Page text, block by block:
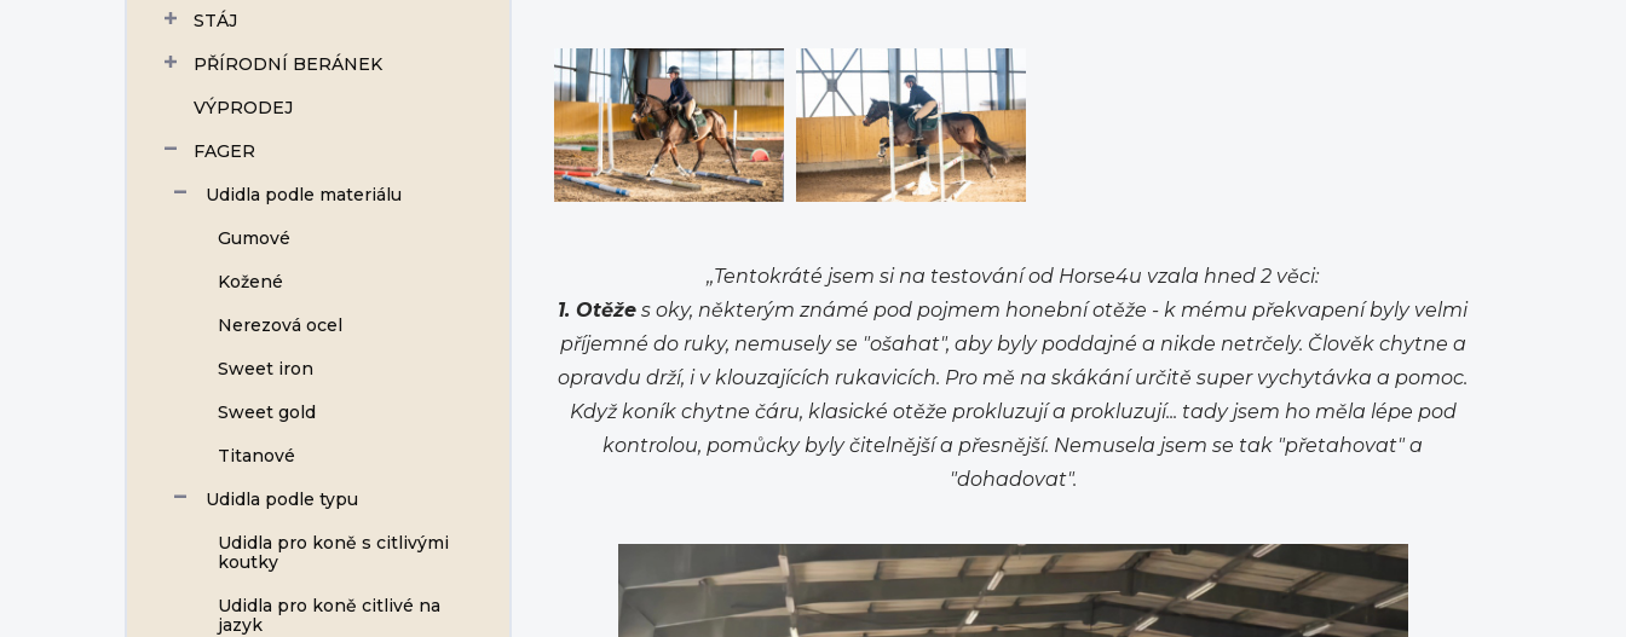
STÁJ
PŘÍRODNÍ BERÁNEK
VÝPRODEJ
FAGER
Udidla podle materiálu
Gumové
Kožené
Nerezová ocel
Sweet iron
Sweet gold
Titanové
Udidla podle typu
Udidla pro koně s citlivými
koutky
Udidla pro koně citlivé na
jazyk
,,Tentokráté jsem si na testování od Horse4u vzala hned 2 věci:
1. Otěže s oky, některým známé pod pojmem honební otěže - k mému překvapení byly velmi
příjemné do ruky, nemusely se "ošahat", aby byly poddajné a nikde netrčely. Člověk chytne a
opravdu drží, i v klouzajících rukavicích. Pro mě na skákání určitě super vychytávka a pomoc.
Když koník chytne čáru, klasické otěže prokluzují a prokluzují... tady jsem ho měla lépe pod
kontrolou, pomůcky byly čitelnější a přesnější. Nemusela jsem se tak "přetahovat" a
"dohadovat".